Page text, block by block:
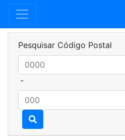
Pesquisar Código Postal
-